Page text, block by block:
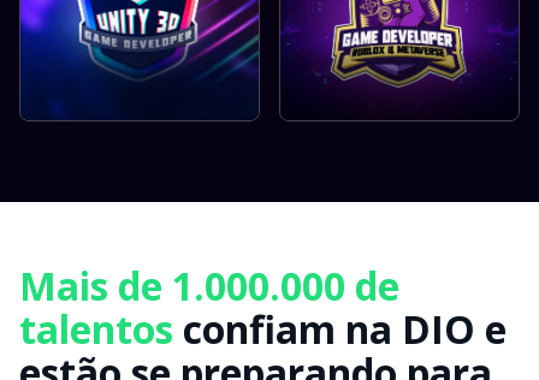
Mais de 1.000.000 de
talentos confiam na DIO e